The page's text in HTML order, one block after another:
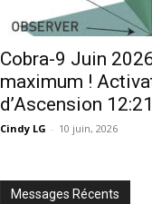
Cobra-9 Juin
maximum !
d’Ascension
Cindy LG - 10 juin, 2026
Messages Récents